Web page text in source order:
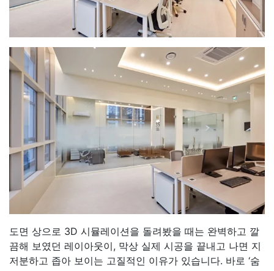
도면 상으로 3D 시뮬레이션을 돌려봤을 때는 완벽하고 깔
끔해 보였던 레이아웃이, 막상 실제 시공을 끝내고 나면 지
저분하고 좁아 보이는 고질적인 이유가 있습니다. 바로 ‘숨